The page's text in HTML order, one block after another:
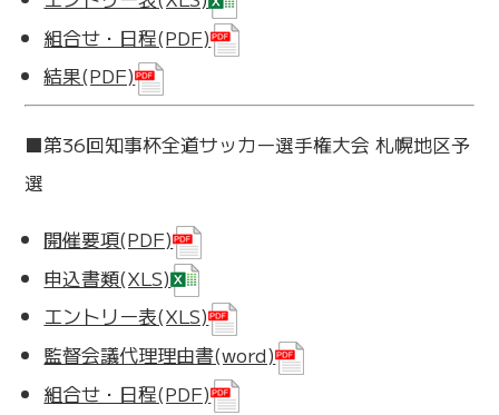
組合せ・日程(PDF)
結果(PDF)
■第36回知事杯全道サッカー選手権大会 札幌地区予
選
開催要項(PDF)
申込書類(XLS)
エントリー表(XLS)
監督会議代理理由書(word)
組合せ・日程(PDF)